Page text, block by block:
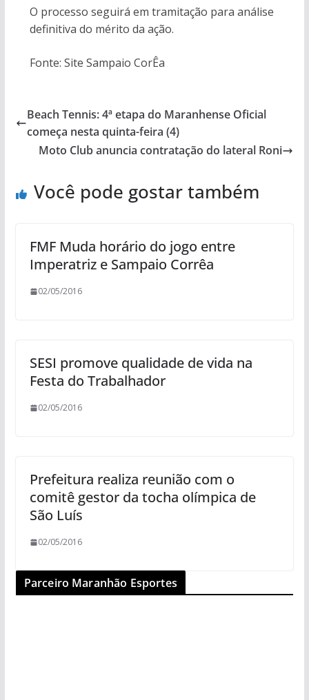
O processo seguirá em tramitação para análise
definitiva do mérito da ação.
Fonte: Site Sampaio CorÊa
Beach Tennis: 4ª etapa do Maranhense Oficial
começa nesta quinta-feira (4)
Moto Club anuncia contratação do lateral Roni
Você pode gostar também
FMF Muda horário do jogo entre
Imperatriz e Sampaio Corrêa
02/05/2016
SESI promove qualidade de vida na
Festa do Trabalhador
02/05/2016
Prefeitura realiza reunião com o
comitê gestor da tocha olímpica de
São Luís
02/05/2016
Parceiro Maranhão Esportes